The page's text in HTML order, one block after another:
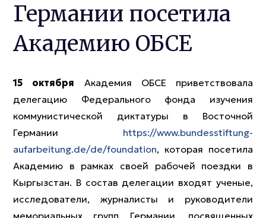
Германии посетила
Академию ОБСЕ
15 октября Академия ОБСЕ приветствовала
делегацию Федерального фонда изучения
коммунистической диктатуры в Восточной
Германии https://www.bundesstiftung-
aufarbeitung.de/de/foundation, которая посетила
Академию в рамках своей рабочей поездки в
Кыргызстан. В состав делегации входят ученые,
исследователи, журналисты и руководители
мемориальных групп Германии, посвященных